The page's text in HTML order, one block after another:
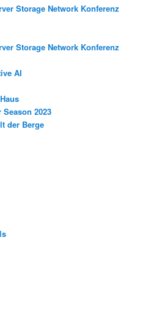
Storage Network Konferenz
Storage Network Konferenz
AI
2023
der Berge